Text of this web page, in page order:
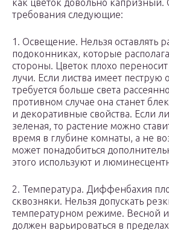
как цветок довольно
требования следующие:
1. Освещение. Нельзя оставлять
подоконниках, которые
стороны. Цветок плохо
лучи. Если листва имеет пеструю
требуется больше света
противном случае она станет
и декоративные свойства. Если
зеленая, то растение можно
время в глубине комнаты, а не
может понадобиться
этого используют и
2. Температура. Диффенбахия
сквозняки. Нельзя допускать
температурном режиме. Весной и
должен варьироваться в